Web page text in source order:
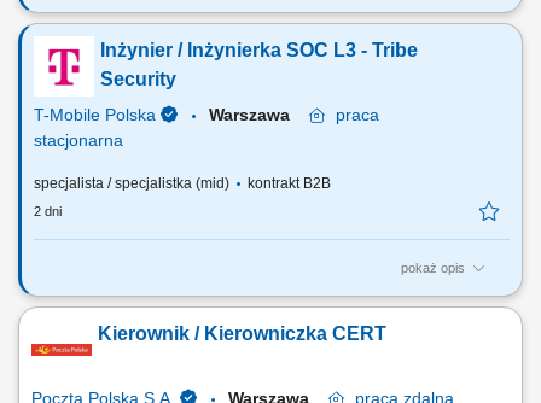
Zadania, które na Ciebie czekają: Identify opportunities to automate and
standardize application security controls and cooperate with the CICD
team; Analyze source code to mitigate identified weaknesses and
vulnerabilities; Create guidelines and application security standards;
Review and check...
Inżynier / Inżynierka SOC L3 - Tribe
Security
T-Mobile Polska Warszawa
praca
stacjonarna
specjalista / specjalistka (mid) kontrakt B2B
2 dni
pokaż opis
Zadania, które na Ciebie czekają: Zapewnienie wiedzy specjalistycznej
Pełnienie roli eksperta w zakresie działań związanych z wykrywaniem
cyberzagrożeń. Prowadzenie postępowań wyjaśniających i dochodzeń
Kierownik / Kierowniczka CERT
Poczta Polska S.A. Warszawa praca zdalna